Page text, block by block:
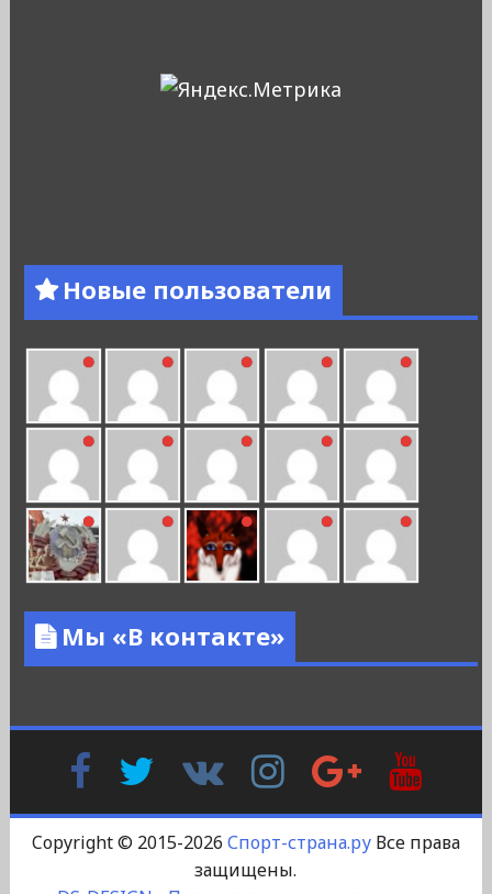
Новые пользователи
Мы «В контакте»
FacebookTwitter
Контакте
InstagramGoogle
Plus
Copyright © 2015-2026 Спорт-страна.руВсе права
защищены.